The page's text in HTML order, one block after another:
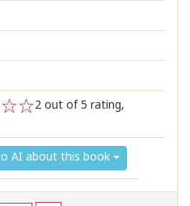
2 out of 5 rating,
AI about this book